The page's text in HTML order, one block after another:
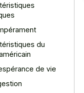
du
de vie